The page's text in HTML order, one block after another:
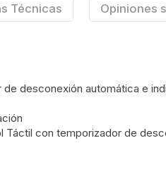
Técnicas Opiniones
desconexión automática e
con temporizador de